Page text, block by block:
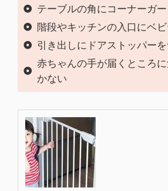
テーブルの角にコーナーガ
階段やキッチンの入口にベ
引き出しにドアストッパー
赤ちゃんの手が届くところ
かない